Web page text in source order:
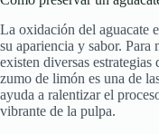
La oxidación del aguacate
su apariencia y sabor. Para
existen diversas
zumo de limón es una de
ayuda a ralentizar el
vibrante de la pulpa.